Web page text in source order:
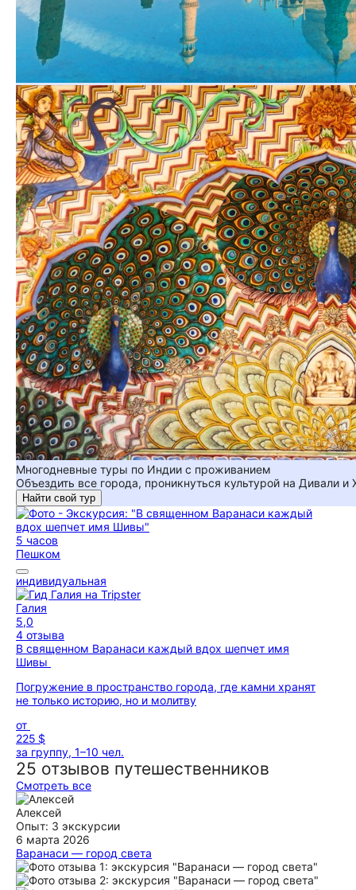
Многодневные туры по Индии с проживанием
Объездить все города, проникнуться культурой на Дивали
Найти свой тур
5 часов
Пешком
индивидуальная
Галия
5,0
4 отзыва
В священном Варанаси каждый вдох шепчет имя
Шивы
Погружение в пространство города, где камни хранят
не только историю, но и молитву
от
225 $
за группу, 1–10 чел.
25 отзывов путешественников
Смотреть все
Алексей
Опыт: 3 экскурсии
6 марта 2026
Варанаси — город света
Мы провели с Артемием два дня в Варанаси, и это было
действительно незабываемо. Экскурсия получилась очень